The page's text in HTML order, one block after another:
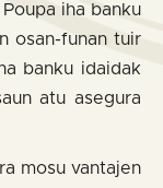
iha banku
osan-funan tuir
banku idaidak
atu asegura
mosu vantajen